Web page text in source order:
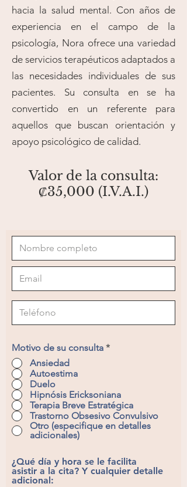
hacia la salud mental. Con años de
experiencia en el campo de la
psicología, Nora ofrece una variedad
de servicios terapéuticos adaptados a
las necesidades individuales de sus
pacientes. Su consulta en se ha
convertido en un referente para
aquellos que buscan orientación y
apoyo psicológico de calidad.
Valor de la consulta:
₡35,000 (I.V.A.I.)
Motivo de su consulta *
Ansiedad
Autoestima
Duelo
Hipnósis Ericksoniana
Terapia Breve Estratégica
Trastorno Obsesivo Convulsivo
Otro (especifique en detalles
adicionales)
¿Qué día y hora se le facilita
asistir a la cita? Y cualquier detalle
adicional: